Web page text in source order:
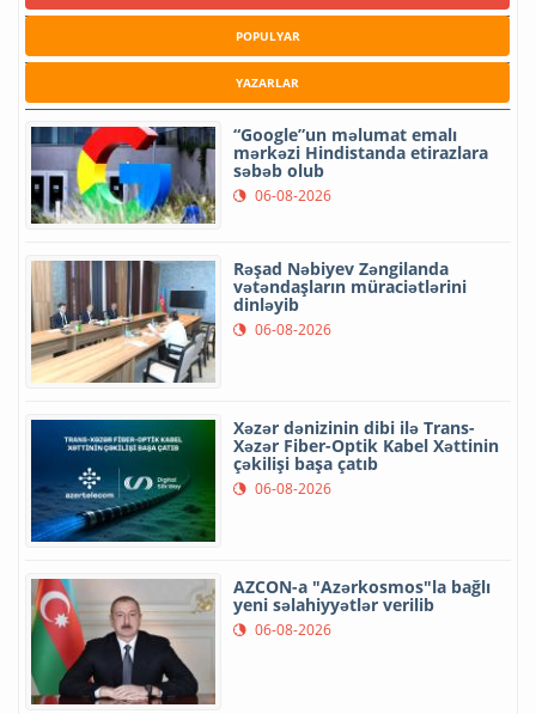
POPULYAR
YAZARLAR
“Google”un məlumat emalı
mərkəzi Hindistanda etirazlara
səbəb olub
06-08-2026
Rəşad Nəbiyev Zəngilanda
vətəndaşların müraciətlərini
dinləyib
06-08-2026
Xəzər dənizinin dibi ilə Trans-
Xəzər Fiber-Optik Kabel Xəttinin
çəkilişi başa çatıb
06-08-2026
AZCON-a "Azərkosmos"la bağlı
yeni səlahiyyətlər verilib
06-08-2026